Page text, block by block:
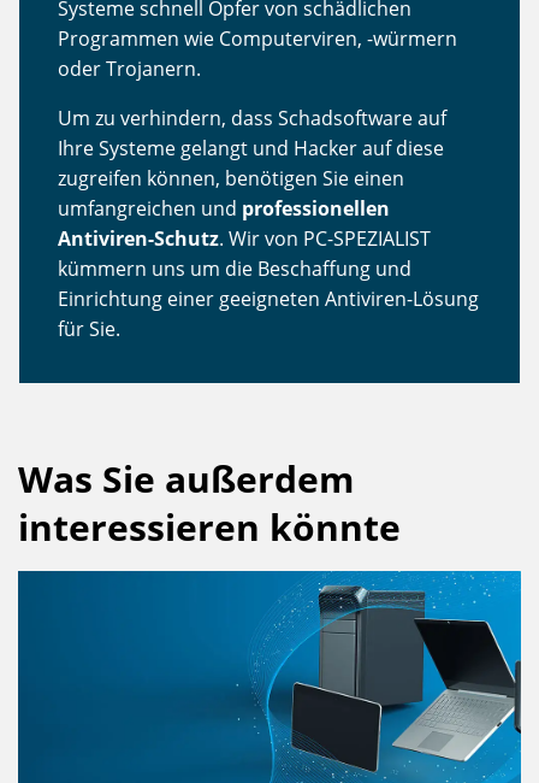
Systeme schnell Opfer von schädlichen
Programmen wie Computerviren, -würmern
oder Trojanern.
Um zu verhindern, dass Schadsoftware auf
Ihre Systeme gelangt und Hacker auf diese
zugreifen können, benötigen Sie einen
umfangreichen und professionellen
Antiviren-Schutz. Wir von PC-SPEZIALIST
kümmern uns um die Beschaffung und
Einrichtung einer geeigneten Antiviren-Lösung
für Sie.
Was Sie außerdem
interessieren könnte